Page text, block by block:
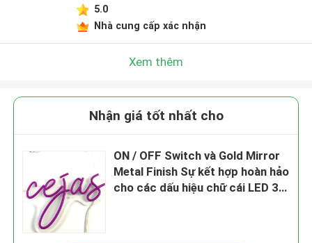
5.0
Nhà cung cấp xác nhận
Xem thêm
Nhận giá tốt nhất cho
ON / OFF Switch và Gold Mirror
Metal Finish Sự kết hợp hoàn hảo
cho các dấu hiệu chữ cái LED 3D